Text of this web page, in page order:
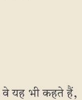
यह भी कहते हैं,